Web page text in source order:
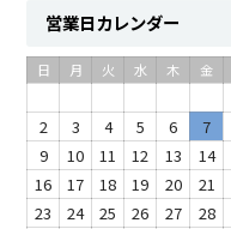
営業日カレンダー
日 月 火 水 木 金
2
3 4 5 6 7
9
10 11 12 13 14
16
17 18 19 20 21
23
24 25 26 27 28